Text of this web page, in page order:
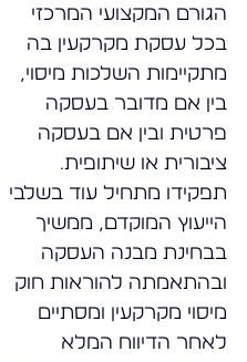
הגורם המקצועי המרכזי
בכל עסקת מקרקעין בה
מתקיימות השלכות מיסוי,
בין אם מדובר בעסקה
פרטית ובין אם בעסקה
ציבורית או שיתופית.
תפקידו מתחיל עוד בשלבי
הייעוץ המוקדם, ממשיך
בבחינת מבנה העסקה
ובהתאמתה להוראות חוק
מיסוי מקרקעין ומסתיים
לאחר הדיווח המלא